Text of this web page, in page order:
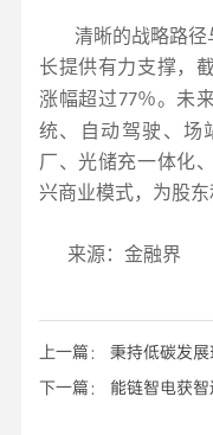
清晰的战略路径
长提供有力支撑，
涨幅超过 77％。未
统、自动驾驶、场
厂、光储充一体化
兴商业模式，为股东
来源：金融界
上一篇： 秉持低碳发
创新服务奖”！
下一篇： 能链智电获智